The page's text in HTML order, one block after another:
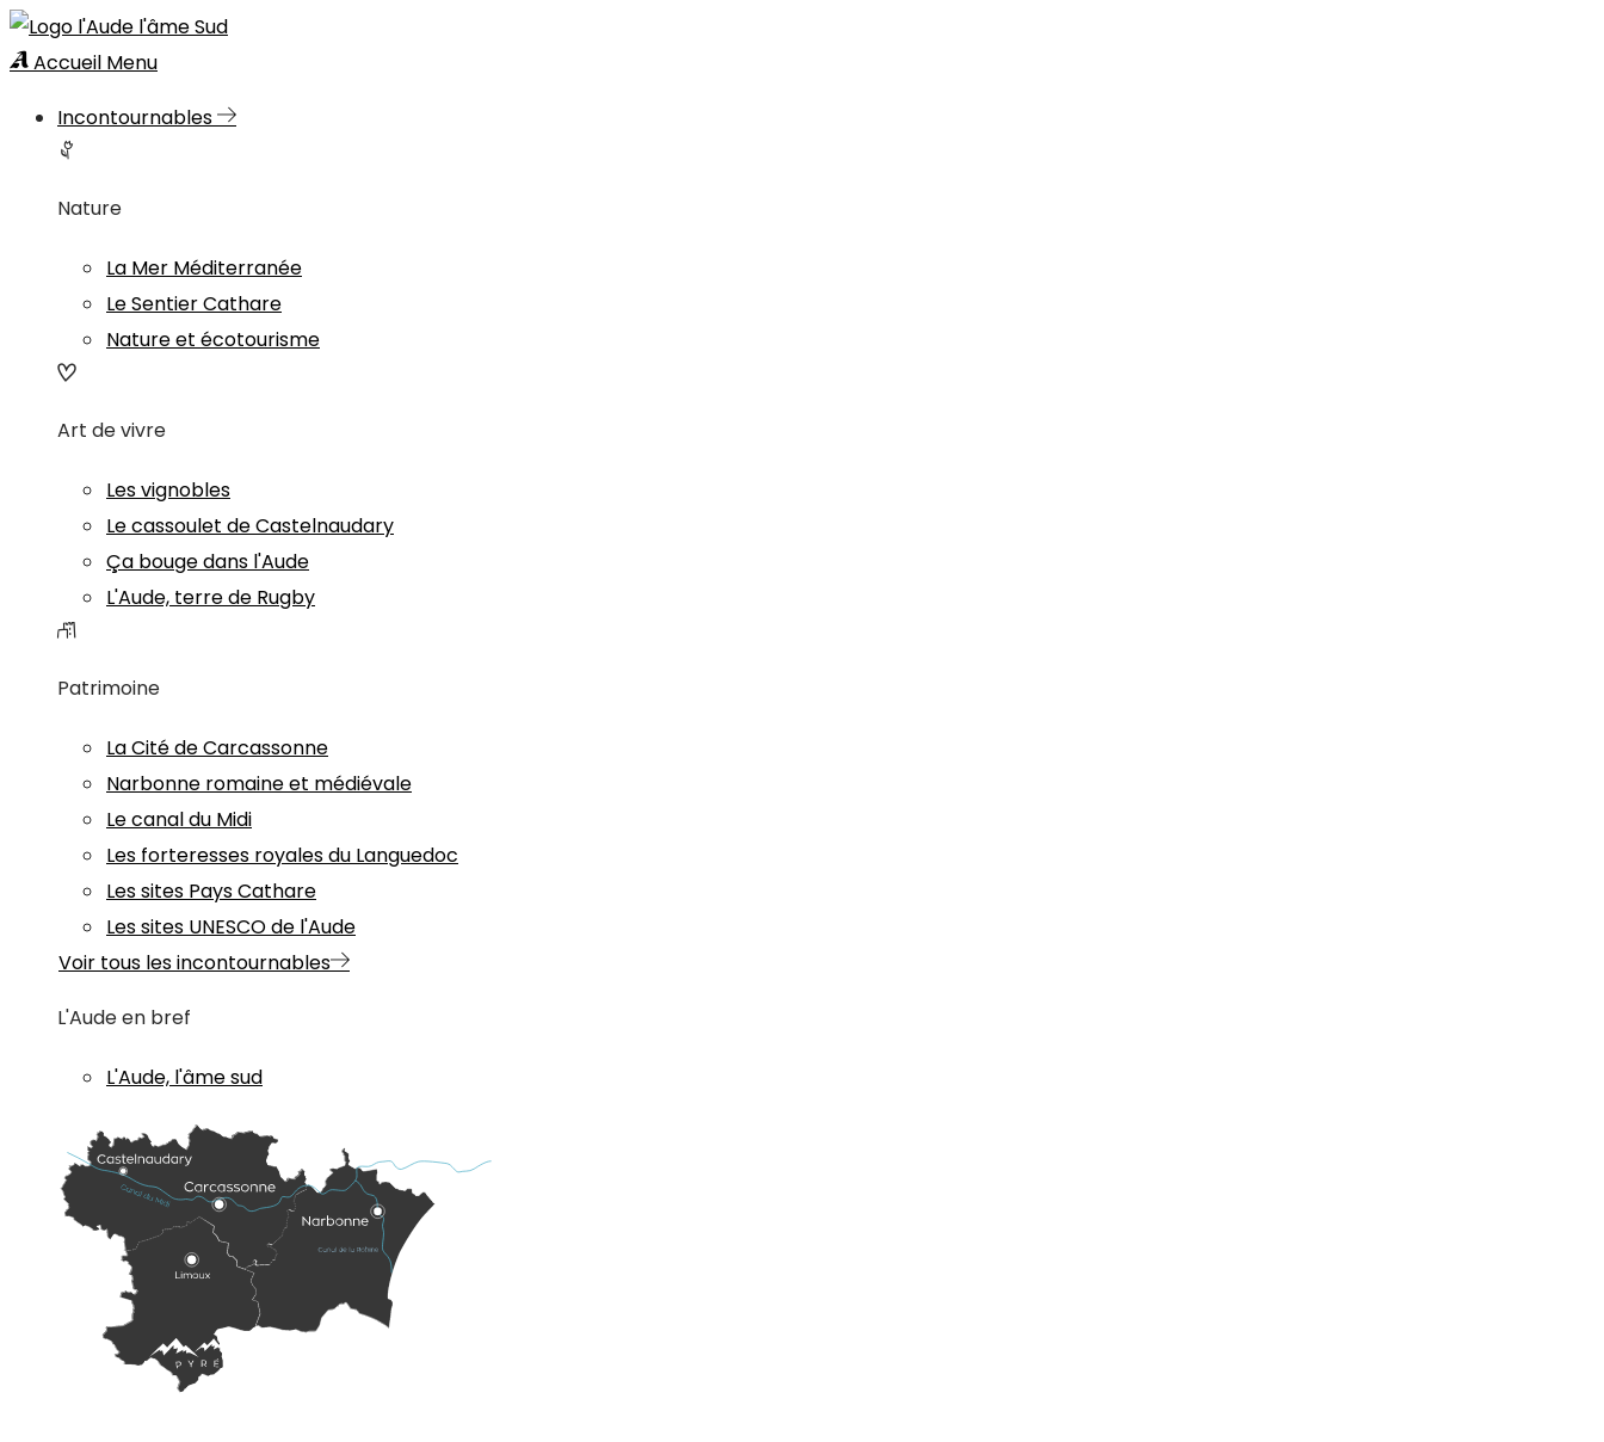
Accueil Menu
Incontournables
Nature
La Mer Méditerranée
Le Sentier Cathare
Nature et écotourisme
Art de vivre
Les vignobles
Le cassoulet de Castelnaudary
Ça bouge dans l'Aude
L'Aude, terre de Rugby
Patrimoine
La Cité de Carcassonne
Narbonne romaine et médiévale
Le canal du Midi
Les forteresses royales du Languedoc
Les sites Pays Cathare
Les sites UNESCO de l'Aude
Voir tous les incontournables
L'Aude en bref
L'Aude, l'âme sud